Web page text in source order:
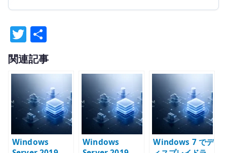
T
w
it
te
r
有
関連記事
Windows
Windows
Windows 7 でデ